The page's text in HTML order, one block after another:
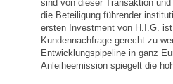
sind von dieser Transaktion
die Beteiligung führender
ersten Investment von H.I.G.
Kundennachfrage gerecht zu
Entwicklungspipeline in ganz
Anleiheemission spiegelt die